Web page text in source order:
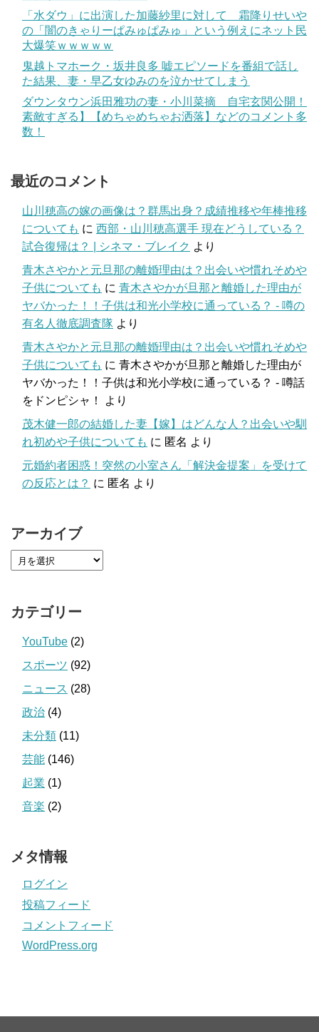
「水ダウ」に出演した加藤紗里に対して 霜降りせいや
の「闇のきゃりーぱみゅぱみゅ」という例えにネット民
大爆笑ｗｗｗｗｗ
鬼越トマホーク・坂井良多 嘘エピソードを番組で話し
た結果、妻・早乙女ゆみのを泣かせてしまう
ダウンタウン浜田雅功の妻・小川菜摘 自宅玄関公開！
素敵すぎる】【めちゃめちゃお洒落】などのコメント多
数！
最近のコメント
山川穂高の嫁の画像は？群馬出身？成績推移や年棒推移
についても に 西部・山川穂高選手 現在どうしている？
試合復帰は？ | シネマ・ブレイク より
青木さやかと元旦那の離婚理由は？出会いや慣れそめや
子供についても に 青木さやかが旦那と離婚した理由が
ヤバかった！！子供は和光小学校に通っている？ - 噂の
有名人徹底調査隊 より
青木さやかと元旦那の離婚理由は？出会いや慣れそめや
子供についても に 青木さやかが旦那と離婚した理由が
ヤバかった！！子供は和光小学校に通っている？ - 噂話
をドンピシャ！
より
茂木健一郎の結婚した妻【嫁】はどんな人？出会いや馴
れ初めや子供についても に 匿名 より
元婚約者困惑！突然の小室さん「解決金提案」を受けて
の反応とは？ に 匿名 より
アーカイブ
カテゴリー
YouTube (2)
スポーツ (92)
ニュース (28)
政治 (4)
未分類 (11)
芸能 (146)
起業 (1)
音楽 (2)
メタ情報
ログイン
投稿フィード
コメントフィード
WordPress.org